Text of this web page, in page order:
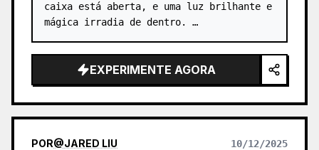
caixa está aberta, e uma luz brilhante e
mágica irradia de dentro. …
EXPERIMENTE AGORA
POR@JARED LIU 10/12/2025